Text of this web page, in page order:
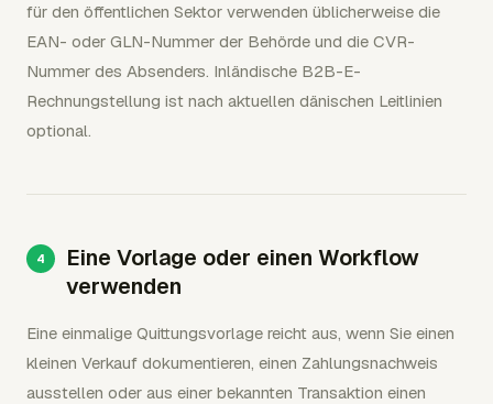
für den öffentlichen Sektor verwenden üblicherweise die
EAN- oder GLN-Nummer der Behörde und die CVR-
Nummer des Absenders. Inländische B2B-E-
Rechnungstellung ist nach aktuellen dänischen Leitlinien
optional.
Eine Vorlage oder einen Workflow
verwenden
Eine einmalige Quittungsvorlage reicht aus, wenn Sie einen
kleinen Verkauf dokumentieren, einen Zahlungsnachweis
ausstellen oder aus einer bekannten Transaktion einen